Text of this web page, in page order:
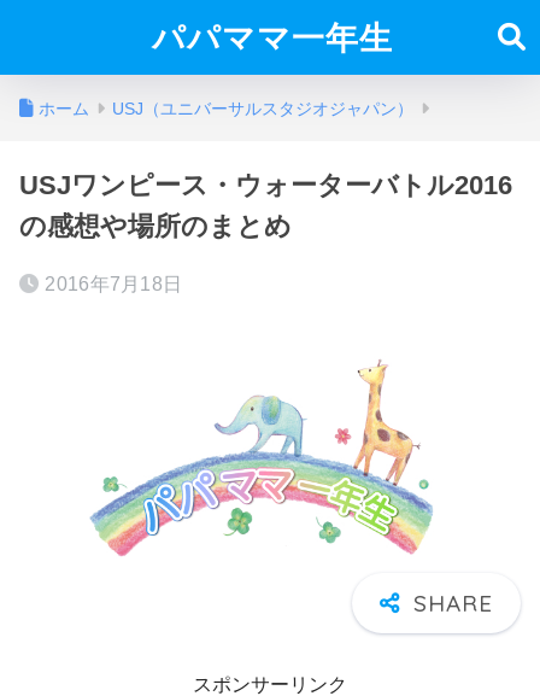
パパママ一年生
ホーム USJ（ユニバーサルスタジオジャパン）
USJワンピース・ウォーターバトル2016
の感想や場所のまとめ
2016年7月18日
スポンサーリンク